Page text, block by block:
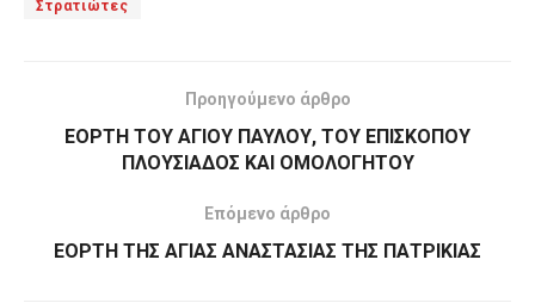
Στρατιώτες
Προηγούμενο άρθρο
ΕΟΡΤΗ ΤΟΥ ΑΓΙΟΥ ΠΑΥΛΟΥ, ΤΟΥ ΕΠΙΣΚΟΠΟΥ
ΠΛΟΥΣΙΑΔΟΣ ΚΑΙ ΟΜΟΛΟΓΗΤΟΥ
Επόμενο άρθρο
ΕΟΡΤΗ ΤΗΣ ΑΓΙΑΣ ΑΝΑΣΤΑΣΙΑΣ ΤΗΣ ΠΑΤΡΙΚΙΑΣ